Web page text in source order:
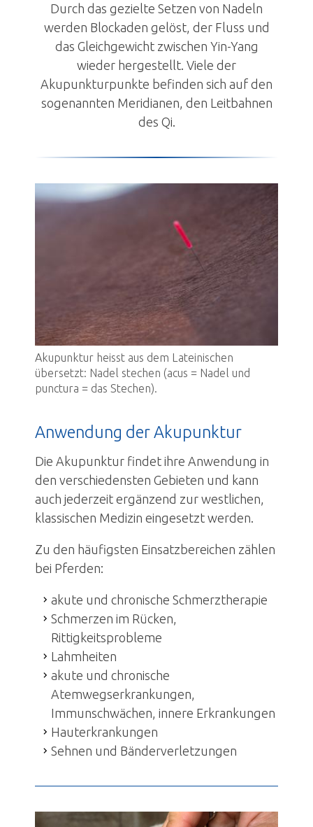
Stosswellentherapie
Lasertheraphie
Bildergalerie
Pferde-Informationen
Kleintiere
News
Kontakt
Durch das gezielte Setzen von Nadeln
werden Blockaden gelöst, der Fluss und
das Gleichgewicht zwischen Yin-Yang
wieder hergestellt. Viele der
Akupunkturpunkte befinden sich auf den
sogenannten Meridianen, den Leitbahnen
des Qi.
Akupunktur heisst aus dem Lateinischen
übersetzt: Nadel stechen (acus = Nadel und
punctura = das Stechen).
Anwendung der Akupunktur
Die Akupunktur findet ihre Anwendung in
den verschiedensten Gebieten und kann
auch jederzeit ergänzend zur westlichen,
klassischen Medizin eingesetzt werden.
Zu den häufigsten Einsatzbereichen zählen
bei Pferden:
akute und chronische Schmerztherapie
Schmerzen im Rücken,
Rittigkeitsprobleme
Lahmheiten
akute und chronische
Atemwegserkrankungen,
Immunschwächen, innere Erkrankungen
Hauterkrankungen
Sehnen und Bänderverletzungen